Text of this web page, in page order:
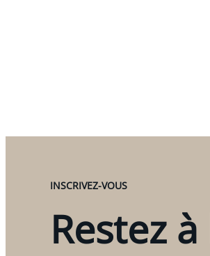
INSCRIVEZ-VOUS
Restez